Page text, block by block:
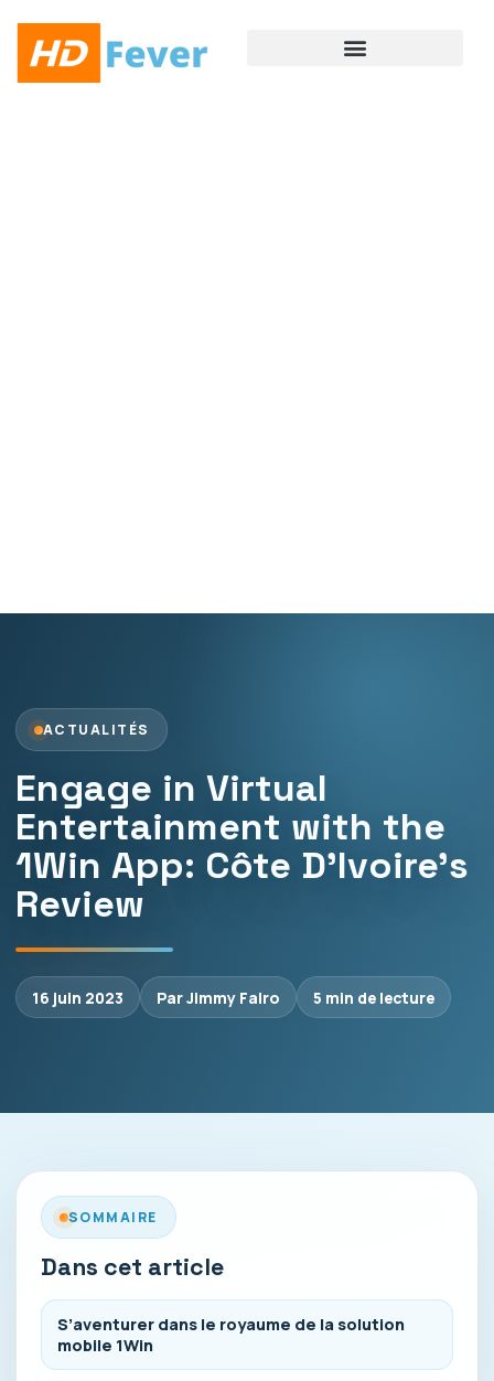
ACTUALITÉS
Engage in Virtual
Entertainment with the
1Win App: Côte D’Ivoire’s
Review
16 juin 2023 Par Jimmy Falro 5 min de lecture
SOMMAIRE
Dans cet article
S’aventurer dans le royaume de la solution
mobile 1Win